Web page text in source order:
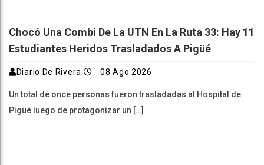
Chocó Una Combi De La UTN En La Ruta 33: Hay 11
Estudiantes Heridos Trasladados A Pigüé
Diario De Rivera 08 Ago 2026
Un total de once personas fueron trasladadas al Hospital de
Pigüé luego de protagonizar un […]